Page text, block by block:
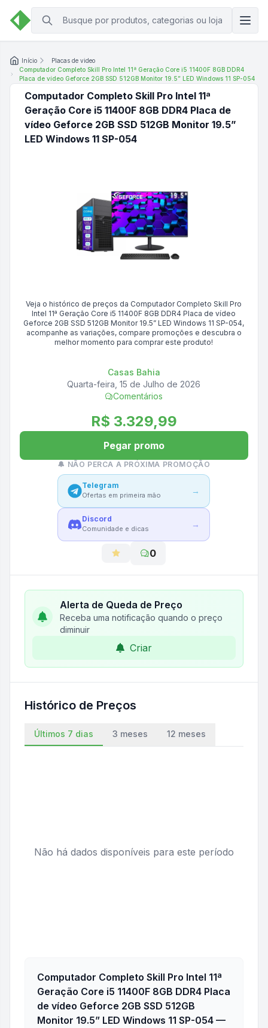
Início
Placas de video
Computador Completo Skill Pro Intel 11ª Geração Core i5 11400F 8GB DDR4
Placa de vídeo Geforce 2GB SSD 512GB Monitor 19.5” LED Windows 11 SP-054
Computador Completo Skill Pro Intel 11ª
Geração Core i5 11400F 8GB DDR4 Placa de
vídeo Geforce 2GB SSD 512GB Monitor 19.5”
LED Windows 11 SP-054
Veja o histórico de preços da Computador Completo Skill Pro
Intel 11ª Geração Core i5 11400F 8GB DDR4 Placa de vídeo
Geforce 2GB SSD 512GB Monitor 19.5” LED Windows 11 SP-054,
acompanhe as variações, compare promoções e descubra o
melhor momento para comprar este produto!
Casas Bahia
Quarta-feira, 15 de Julho de 2026
Comentários
R$ 3.329,99
Pegar promo
🔔 NÃO PERCA A PRÓXIMA PROMOÇÃO
Telegram
Ofertas em primeira mão →
Discord
Comunidade e dicas →
0
Alerta de Queda de Preço
Receba uma notificação quando o preço
diminuir
Criar
Histórico de Preços
Últimos 7 dias 3 meses 12 meses
Não há dados disponíveis para este período
Computador Completo Skill Pro Intel 11ª
Geração Core i5 11400F 8GB DDR4 Placa
de vídeo Geforce 2GB SSD 512GB
Monitor 19.5” LED Windows 11 SP-054 —